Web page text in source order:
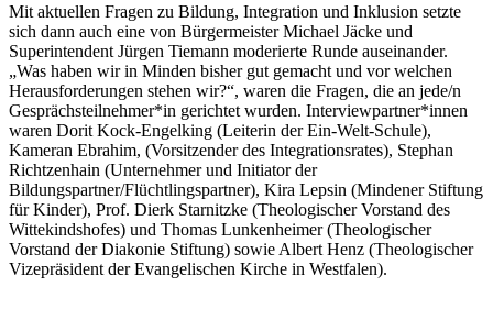
Mit aktuellen Fragen zu Bildung, Integration und Inklusion setzte
sich dann auch eine von Bürgermeister Michael Jäcke und
Superintendent Jürgen Tiemann moderierte Runde auseinander.
„Was haben wir in Minden bisher gut gemacht und vor welchen
Herausforderungen stehen wir?“, waren die Fragen, die an jede/n
Gesprächsteilnehmer*in gerichtet wurden. Interviewpartner*innen
waren Dorit Kock-Engelking (Leiterin der Ein-Welt-Schule),
Kameran Ebrahim, (Vorsitzender des Integrationsrates), Stephan
Richtzenhain (Unternehmer und Initiator der
Bildungspartner/Flüchtlingspartner), Kira Lepsin (Mindener Stiftung
für Kinder), Prof. Dierk Starnitzke (Theologischer Vorstand des
Wittekindshofes) und Thomas Lunkenheimer (Theologischer
Vorstand der Diakonie Stiftung) sowie Albert Henz (Theologischer
Vizepräsident der Evangelischen Kirche in Westfalen).